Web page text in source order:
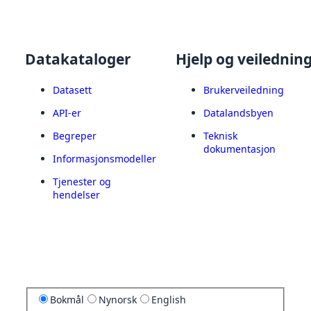
Datakataloger
Datasett
API-er
Begreper
Informasjonsmodeller
Tjenester og
hendelser
Hjelp og
Brukerveiledning
Datalandsbyen
Teknisk
dokumentasjon
Bokmål Nynorsk English